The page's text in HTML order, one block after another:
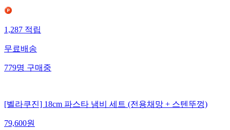
1,287 적립
무료배송
779명 구매중
[벨라쿠진] 18cm 파스타 냄비 세트 (전용채망 + 스텐뚜껑)
79,600원